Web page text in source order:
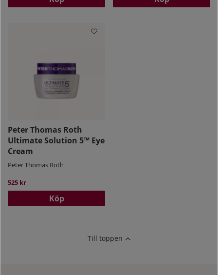
Peter Thomas Roth
Ultimate Solution 5™ Eye
Cream
Peter Thomas Roth
525 kr
Köp
Till toppen